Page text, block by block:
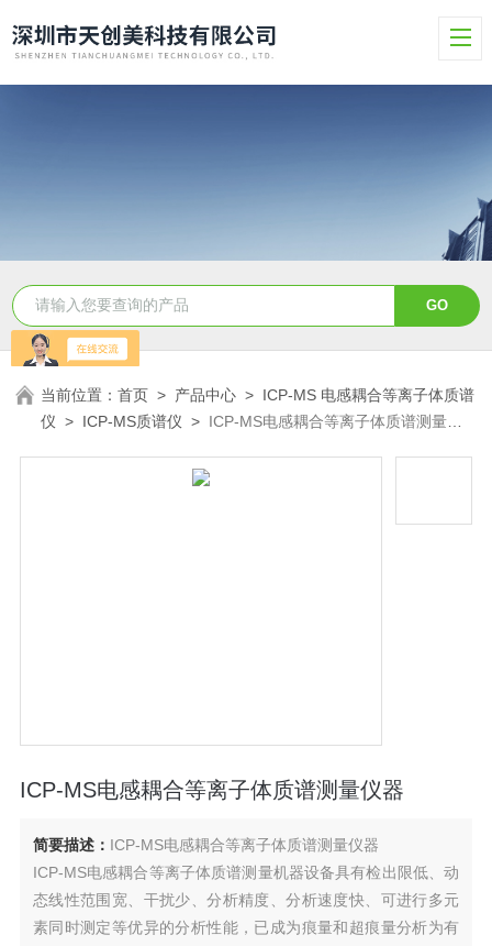
当前位置：首页 > 产品中心 > ICP-MS 电感耦合等离子体质谱
仪 > ICP-MS质谱仪 > ICP-MS电感耦合等离子体质谱测量仪
ICP-MS电感耦合等离子体质谱测量仪器
简要描述： ICP-MS电感耦合等离子体质谱测量仪器
ICP-MS电感耦合等离子体质谱测量机器设备具有检出限低、动
态线性范围宽、干扰少、分析精度、分析速度快、可进行多元
素同时测定等优异的分析性能，已成为痕量和超痕量分析为有